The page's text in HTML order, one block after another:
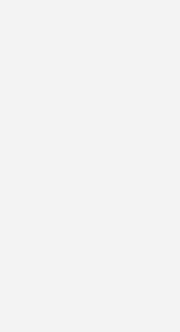
Die Anzahl
wird für die
von rund
gibt es nicht.
nicht
Anteil von
Zweck Heizung
ist diese